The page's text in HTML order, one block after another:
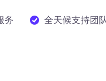
务 全天候支持团